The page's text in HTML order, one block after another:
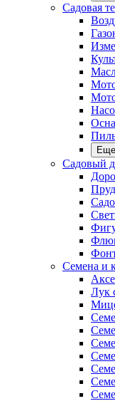
Садовая
Еще
Садовый
Семена и
Лук